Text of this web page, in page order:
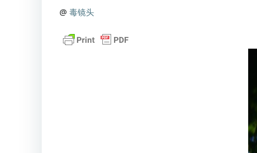
@ 毒镜头